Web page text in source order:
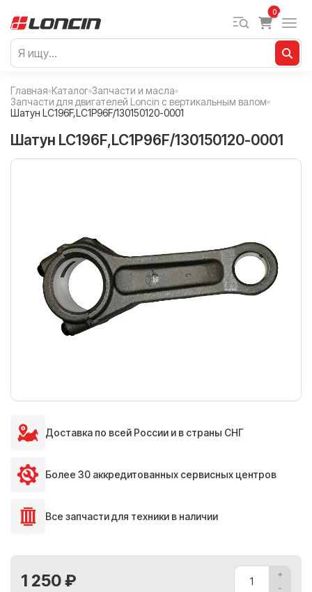
0
Главная Каталог Запчасти и масла
Запчасти для двигателей Loncin с вертикальным валом
Шатун LC196F,LC1P96F/130150120-0001
Доставка по всей России и в страны СНГ
Более 30 аккредитованных сервисных центров
Все запчасти для техники в наличии
Шатун LC196F,LC1P96F/130150120-0001
1 250 ₽